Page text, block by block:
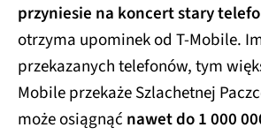
przyniesie na koncert stary
otrzyma upominek od T-Mobile.
przekazanych telefonów, tym
Mobile przekaże Szlachetnej
może osiągnąć nawet do 1 000